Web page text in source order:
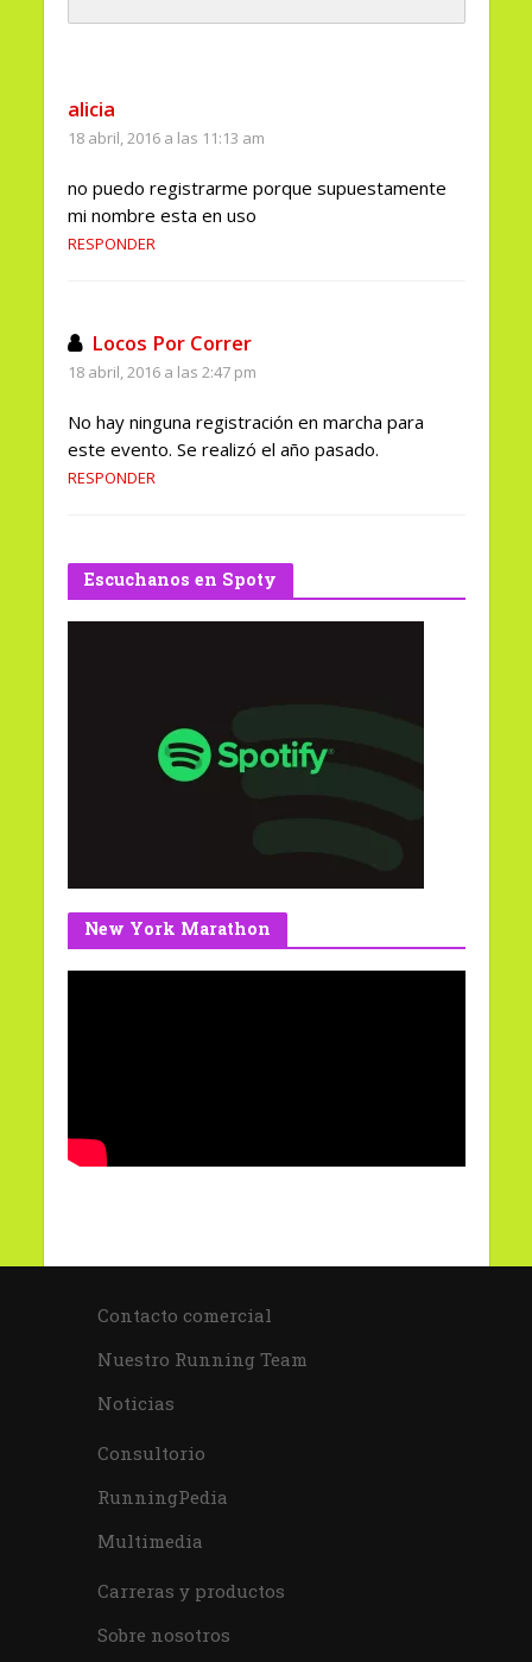
alicia
18 abril, 2016 a las 11:13 am
no puedo registrarme porque supuestamente
mi nombre esta en uso
RESPONDER
Locos Por Correr
18 abril, 2016 a las 2:47 pm
No hay ninguna registración en marcha para
este evento. Se realizó el año pasado.
RESPONDER
Escuchanos en Spoty
New York Marathon
Contacto comercial
Nuestro Running Team
Noticias
Consultorio
RunningPedia
Multimedia
Carreras y productos
Sobre nosotros